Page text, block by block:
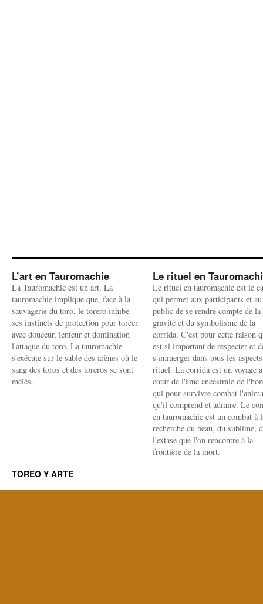
L’art en Tauromachie
La Tauromachie est un art. La
tauromachie implique que, face à la
sauvagerie du toro, le torero inhibe
ses instincts de protection pour toréer
avec douceur, lenteur et domination
l'attaque du toro. La tauromachie
s'exécute sur le sable des arènes où le
sang des toros et des toreros se sont
mêlés.
Le rituel en
Le rituel en tauromachie est le
qui permet aux participants et au
public de se rendre compte de la
gravité et du symbolisme de la
corrida. C'est pour cette raison
est si important de respecter et
s'immerger dans tous les
rituel. La corrida est un voyage
cœur de l'âme ancestrale de
qui pour survivre combat
qu'il comprend et admire. Le
en tauromachie est un combat à
recherche du beau, du sublime,
l'extase que l'on rencontre à la
frontière de la mort.
TOREO Y ARTE